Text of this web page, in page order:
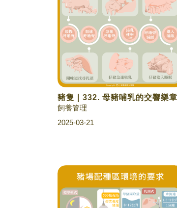
豬隻｜332. 母豬哺乳的交響樂章
飼養管理
2025-03-21